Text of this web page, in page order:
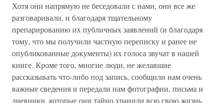
Хотя они напрямую не беседовали с нами, они все же
разговаривали, и благодаря тщательному
препарированию их публичных заявлений (и благодаря
тому, что мы получили частную переписку и ранее не
опубликованные документы) их голоса звучат в нашей
книге. Кроме того, многие люди, не желавшие
рассказывать что-либо под запись, сообщили нам очень
важные сведения и передали нам фотографии, письма и
дневники, которые они тайно хранили всю свою жизнь.